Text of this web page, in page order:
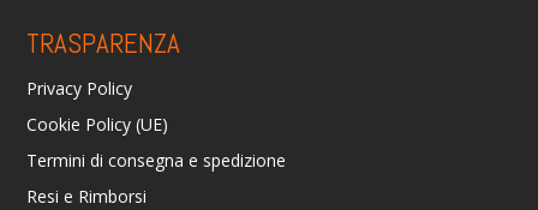
TRASPARENZA
Privacy Policy
Cookie Policy (UE)
Termini di consegna e spedizione
Resi e Rimborsi